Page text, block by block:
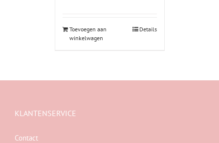
Toevoegen aan
winkelwagen
Details
KLANTENSERVICE
Contact